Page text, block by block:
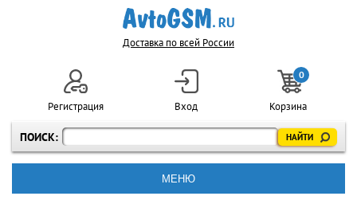
Доставка по всей России
ПОИСК:
Регистрация Вход
0
Корзина
МЕНЮ